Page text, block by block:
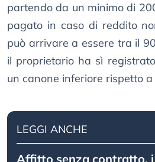
partendo da un minimo di
pagato in caso di reddito
può arrivare a essere tra il
il proprietario ha sì
un canone inferiore rispetto
LEGGI ANCHE
Affitto senza contratto,